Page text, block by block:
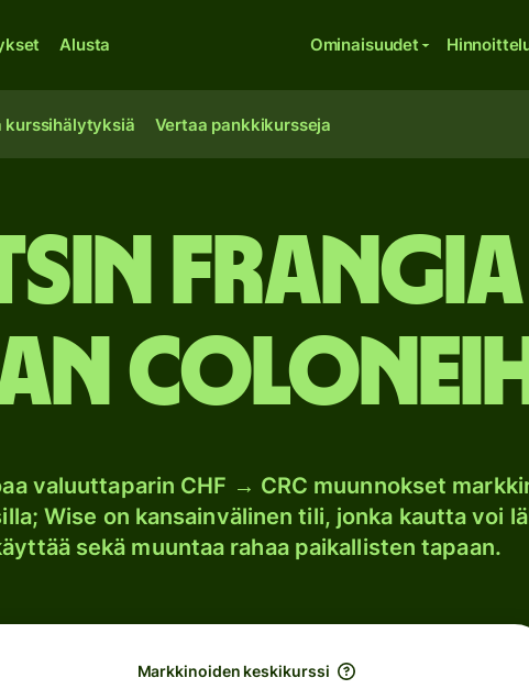
Alusta Ominaisuudet
kurssihälytyksiä Vertaa pankkikursseja
valuuttaparin CHF → CRC muunnokset
Wise on kansainvälinen tili, jonka kautta voi
sekä muuntaa rahaa paikallisten tapaan.
Markkinoiden keskikurssi